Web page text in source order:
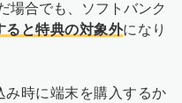
場合でも、ソフトバンク
ると特典の対象外になり
み時に端末を購入するか